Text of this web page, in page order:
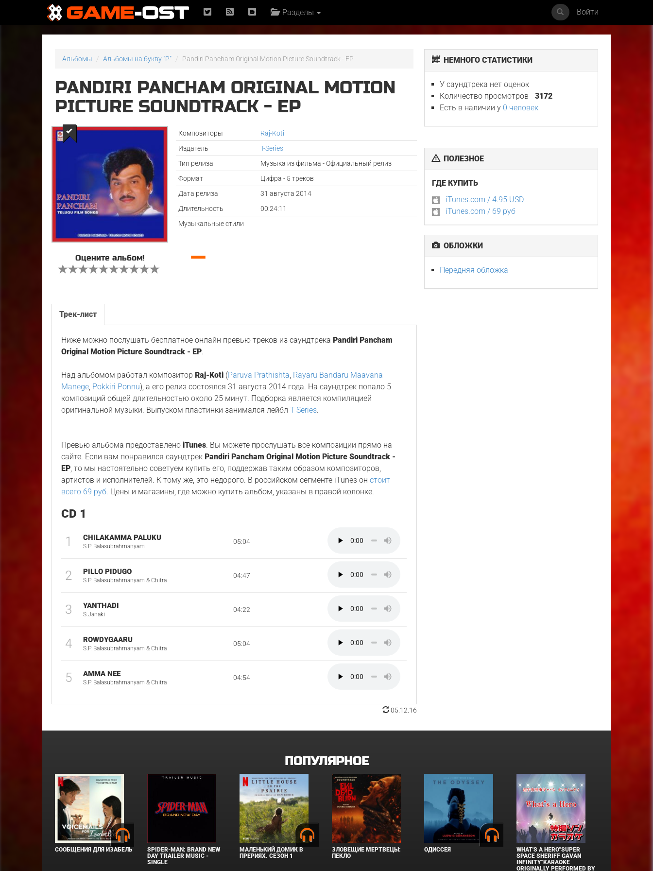
Разделы Войти
Альбомы Альбомы на букву "P" Pandiri Pancham Original Motion Picture Soundtrack - EP
PANDIRI PANCHAM ORIGINAL MOTION
PICTURE SOUNDTRACK - EP
Композиторы
Raj-Koti
Издатель
T-Series
Тип релиза
Музыка из фильма - Официальный релиз
Формат
Цифра - 5 треков
Дата релиза
31 августа 2014
Длительность
00:24:11
Музыкальные стили
Оцените альбом! —
Трек-лист
Ниже можно послушать бесплатное онлайн превью треков из саундтрека Pandiri Pancham
Original Motion Picture Soundtrack - EP.
Над альбомом работал композитор Raj-Koti (Paruva Prathishta, Rayaru Bandaru Maavana
Manege, Pokkiri Ponnu), а его релиз состоялся 31 августа 2014 года. На саундтрек попало 5
композиций общей длительностью около 25 минут. Подборка является компиляцией
оригинальной музыки. Выпуском пластинки занимался лейблT-Series.
Превью альбома предоставленоiTunes. Вы можете прослушать все композиции прямо на
сайте. Если вам понравился саундтрек Pandiri Pancham Original Motion Picture Soundtrack -
EP, то мы настоятельно советуем купить его, поддержав таким образом композиторов,
артистов и исполнителей. К тому же, это недорого. В российском сегменте iTunes онстоит
всего 69 руб. Цены и магазины, где можно купить альбом, указаны в правой колонке.
CD 1
1 CHILAKAMMA PALUKU
S.P. Balasubrahmanyam
05:04
2 PILLO PIDUGO
S.P. Balasubrahmanyam & Chitra
04:47
3 YANTHADI
S.Janaki
04:22
4 ROWDYGAARU
S.P. Balasubrahmanyam & Chitra
05:04
5 AMMA NEE
S.P. Balasubrahmanyam & Chitra
04:54
05.12.16
НЕМНОГО СТАТИСТИКИ
У саундтрека нет оценок
Количество просмотров -3172
Есть в наличии у 0 человек
ПОЛЕЗНОЕ
ГДЕ КУПИТЬ
iTunes.com / 4.95 USD
iTunes.com / 69 руб
ОБЛОЖКИ
Передняя обложка
ПОПУЛЯРНОЕ
СООБЩЕНИЯ ДЛЯ ИЗАБЕЛЬ
SPIDER-MAN: BRAND NEW
DAY TRAILER MUSIC -
SINGLE
МАЛЕНЬКИЙ ДОМИК В
ПРЕРИЯХ. СЕЗОН 1
ЗЛОВЕЩИЕ МЕРТВЕЦЫ:
ПЕКЛО
ОДИССЕЯ
WHAT'S A HERO"SUPER
SPACE SHERIFF GAVAN
INFINITY"KARAOKE
ORIGINALLY PERFORMED BY